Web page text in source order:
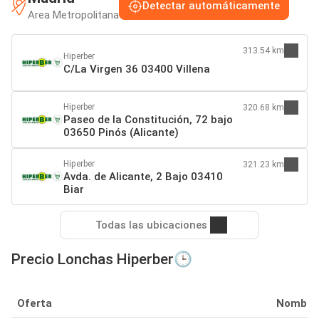
Area Metropolitana
Detectar automáticamente
Hiperber
C/La Virgen 36 03400 Villena
313.54 km
Hiperber
Paseo de la Constitución, 72 bajo
03650 Pinós (Alicante)
320.68 km
Hiperber
Avda. de Alicante, 2 Bajo 03410
Biar
321.23 km
Todas las ubicaciones
Precio Lonchas Hiperber🕒
Oferta Nombre